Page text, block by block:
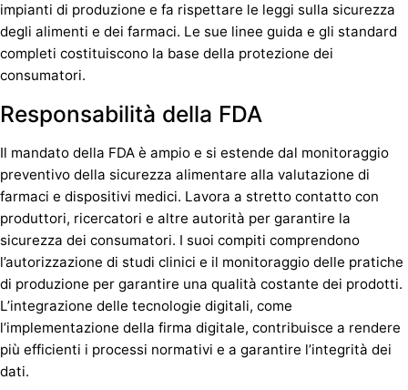
impianti di produzione e fa rispettare le leggi sulla sicurezza
degli alimenti e dei farmaci. Le sue linee guida e gli standard
completi costituiscono la base della protezione dei
consumatori.
Responsabilità della FDA
Il mandato della FDA è ampio e si estende dal monitoraggio
preventivo della sicurezza alimentare alla valutazione di
farmaci e dispositivi medici. Lavora a stretto contatto con
produttori, ricercatori e altre autorità per garantire la
sicurezza dei consumatori. I suoi compiti comprendono
l’autorizzazione di studi clinici e il monitoraggio delle pratiche
di produzione per garantire una qualità costante dei prodotti.
L’integrazione delle tecnologie digitali, come
l’implementazione della firma digitale, contribuisce a rendere
più efficienti i processi normativi e a garantire l’integrità dei
dati.